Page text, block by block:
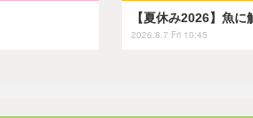
【夏休み2026】魚
2026.8.7 Fri 10:45